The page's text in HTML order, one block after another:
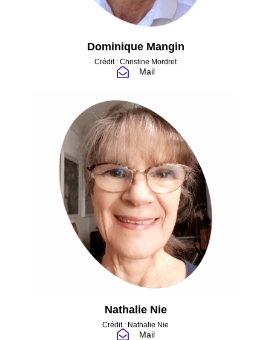
Dominique Mangin
Crédit : Christine Mordret
Mail
Nathalie Nie
Crédit : Nathalie Nie
Mail